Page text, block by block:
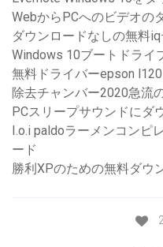
WebからPCへのビデオの
ダウンロードなしの無料iq
Windows 10ブートドライ
無料ドライバーepson
除去チャンバー2020急流
PCスリープサウンドにダ
I.o.i paldoラーメンコンピ
ード
勝利XPのための無料ダウ